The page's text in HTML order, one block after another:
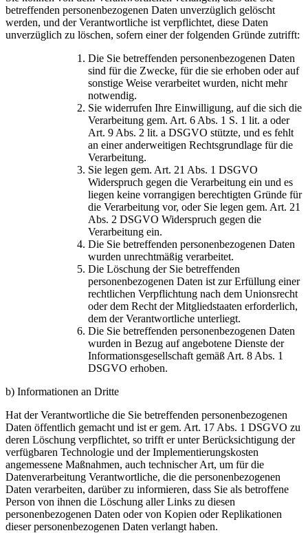
betreffenden personenbezogenen Daten unverzüglich gelöscht
werden, und der Verantwortliche ist verpflichtet, diese Daten
unverzüglich zu löschen, sofern einer der folgenden Gründe zutrifft:
Die Sie betreffenden personenbezogenen Daten
sind für die Zwecke, für die sie erhoben oder auf
sonstige Weise verarbeitet wurden, nicht mehr
notwendig.
Sie widerrufen Ihre Einwilligung, auf die sich die
Verarbeitung gem. Art. 6 Abs. 1 S. 1 lit. a oder
Art. 9 Abs. 2 lit. a DSGVO stützte, und es fehlt
an einer anderweitigen Rechtsgrundlage für die
Verarbeitung.
Sie legen gem. Art. 21 Abs. 1 DSGVO
Widerspruch gegen die Verarbeitung ein und es
liegen keine vorrangigen berechtigten Gründe für
die Verarbeitung vor, oder Sie legen gem. Art. 21
Abs. 2 DSGVO Widerspruch gegen die
Verarbeitung ein.
Die Sie betreffenden personenbezogenen Daten
wurden unrechtmäßig verarbeitet.
Die Löschung der Sie betreffenden
personenbezogenen Daten ist zur Erfüllung einer
rechtlichen Verpflichtung nach dem Unionsrecht
oder dem Recht der Mitgliedstaaten erforderlich,
dem der Verantwortliche unterliegt.
Die Sie betreffenden personenbezogenen Daten
wurden in Bezug auf angebotene Dienste der
Informationsgesellschaft gemäß Art. 8 Abs. 1
DSGVO erhoben.
b) Informationen an Dritte
Hat der Verantwortliche die Sie betreffenden personenbezogenen
Daten öffentlich gemacht und ist er gem. Art. 17 Abs. 1 DSGVO zu
deren Löschung verpflichtet, so trifft er unter Berücksichtigung der
verfügbaren Technologie und der Implementierungskosten
angemessene Maßnahmen, auch technischer Art, um für die
Datenverarbeitung Verantwortliche, die die personenbezogenen
Daten verarbeiten, darüber zu informieren, dass Sie als betroffene
Person von ihnen die Löschung aller Links zu diesen
personenbezogenen Daten oder von Kopien oder Replikationen
dieser personenbezogenen Daten verlangt haben.